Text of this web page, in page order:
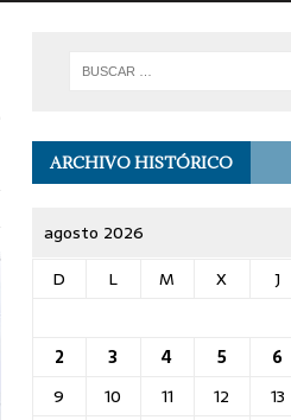
ARCHIVO HISTÓRICO
agosto 2026
D
L M X J
2
3 4 5 6
9
10 11 12 13